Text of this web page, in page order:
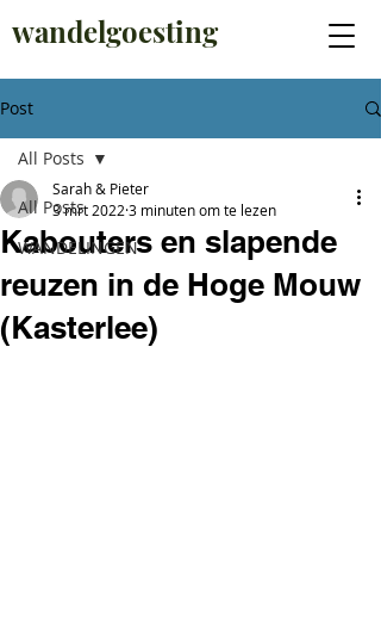
wandelgoesting
Post
All Posts
WANDELINGEN
All Posts
Kabouters en slapende
reuzen in de Hoge Mouw
(Kasterlee)
Sarah & Pieter
3 mrt 2022 3 minuten om te lezen